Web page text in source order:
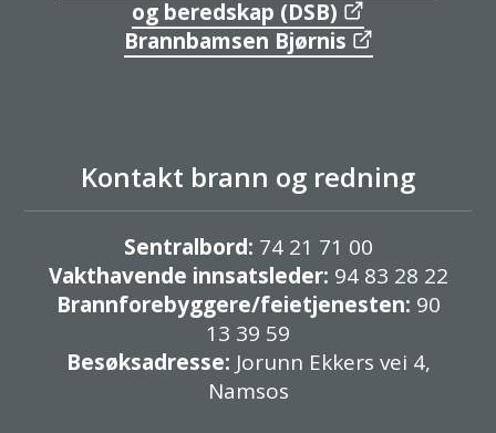
og beredskap (DSB)
Brannbamsen Bjørnis
Kontakt brann og redning
Sentralbord: 74 21 71 00
Vakthavende innsatsleder: 94 83 28 22
Brannforebyggere/feietjenesten: 90
13 39 59
Besøksadresse: Jorunn Ekkers vei 4,
Namsos